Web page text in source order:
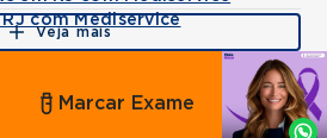
com Mediservice
Veja mais
Agende
por
Whatsapp
Marcar Exame